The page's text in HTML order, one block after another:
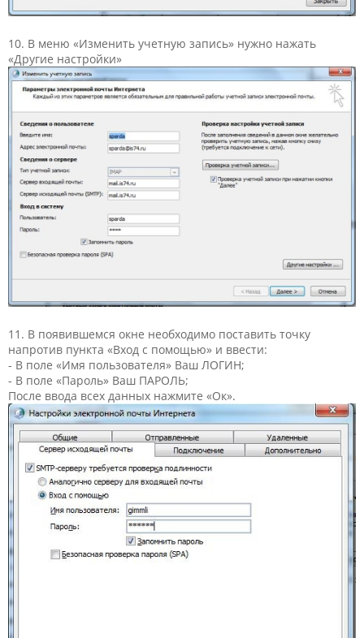
10. В меню «Изменить учетную запись» нужно нажать
«Другие настройки»
11. В появившемся окне необходимо поставить точку
напротив пункта «Вход с помощью» и ввести:
- В поле «Имя пользователя» Ваш ЛОГИН;
- В поле «Пароль» Ваш ПАРОЛЬ;
После ввода всех данных нажмите «Ок».